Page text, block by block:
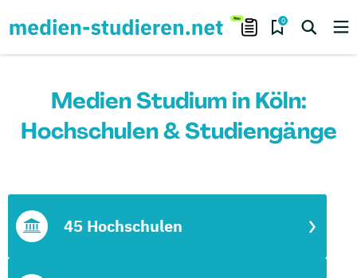
0
Medien Studium in Köln:
Hochschulen & Studiengänge
45 Hochschulen